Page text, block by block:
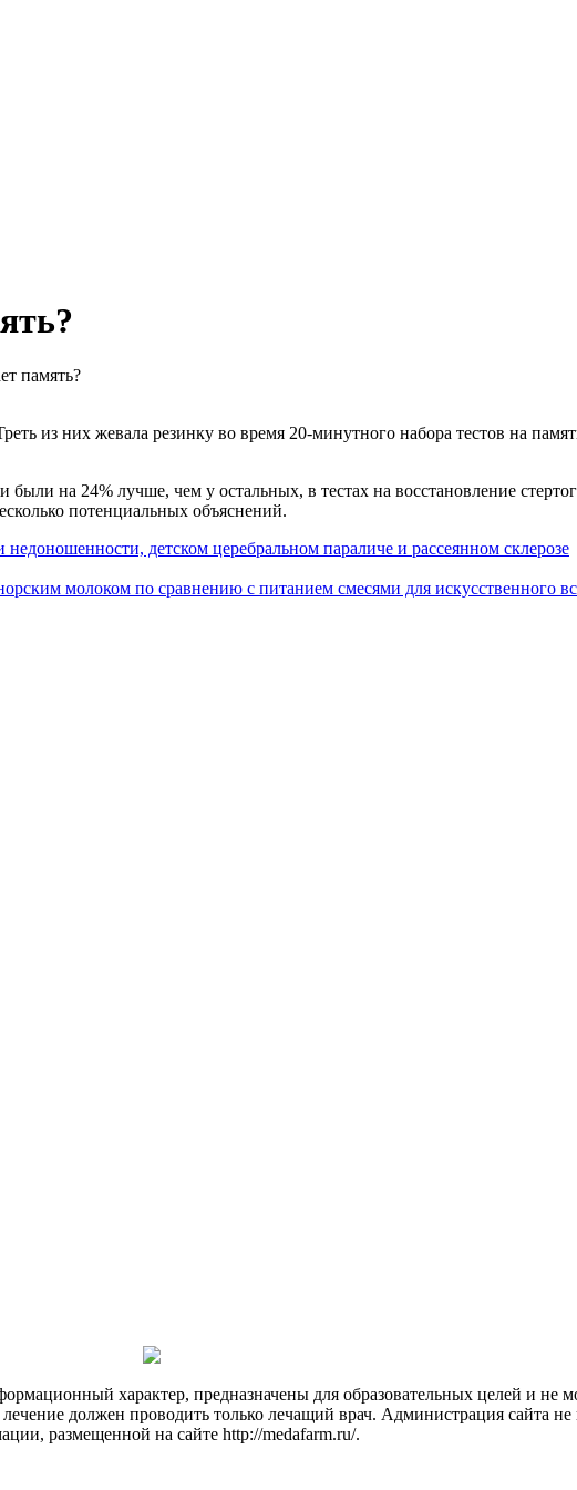
память?
из них жевала резинку во время 20-минутного набора тестов на
были на 24% лучше, чем у остальных, в тестах на восстановление
потенциальных объяснений.
детском церебральном параличе и рассеянном склерозе
молоком по сравнению с питанием смесями для искусственного
характер, предназначены для образовательных целей и не
должен проводить только лечащий врач. Администрация сайта не
размещенной на сайте http://medafarm.ru/.